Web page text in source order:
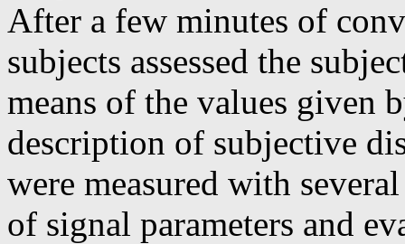
After a few minutes of
subjects assessed the
means of the values given
description of subjective
were measured with
of signal parameters and